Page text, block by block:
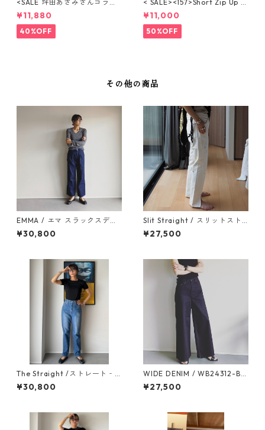
<SALE 坪田あさみさんコラボ
＞BOOTY DENIM（WHITE）
ブーティフレアデニム
¥11,880
40%OFF
< SALE><157>Short Zip Up J
acket / ショートジップアップ
ジャケット【BLUE HEAVEN】
WBN4124
¥11,000
50%OFF
その他の商品
EMMA / エマ スラックスデニ
ム RIGID BLUE - WB24113
¥30,800
Slit Straight / スリットスト
レート [WHITE] ペイントWBN
4106-WHITE+PAINTING
¥27,500
The Straight /ストレート‐
WB26105-MID BLUE
¥30,800
WIDE DENIM / WB24312-BL
ACK
¥27,500